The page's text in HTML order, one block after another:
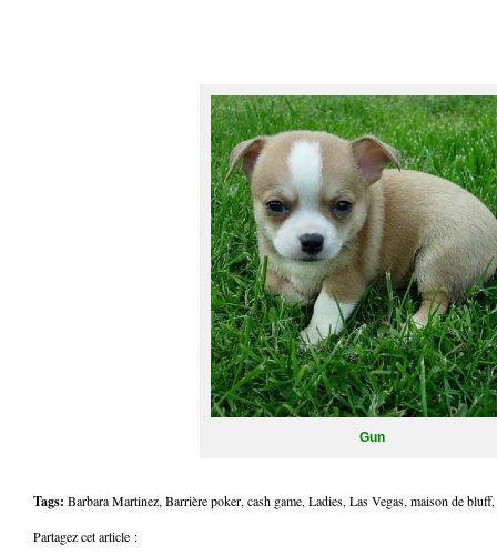
Gun
Tags: Barbara Martinez, Barrière poker, cash game, Ladies, Las Vegas, maison de bluff,
Partagez cet article :